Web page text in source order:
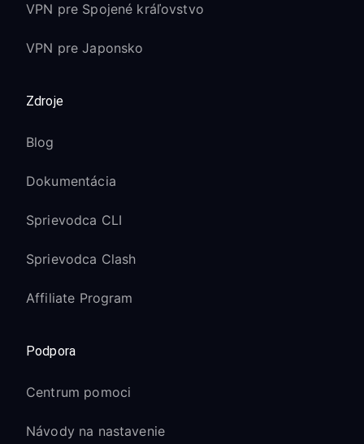
VPN pre Spojené kráľovstvo
VPN pre Japonsko
Zdroje
Blog
Dokumentácia
Sprievodca CLI
Sprievodca Clash
Affiliate Program
Podpora
Centrum pomoci
Návody na nastavenie